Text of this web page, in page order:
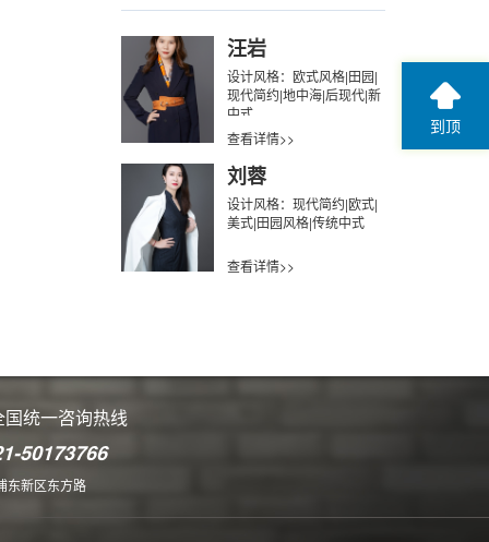
汪岩
设计风格：欧式风格|田园|
现代简约|地中海|后现代|新
中式
查看详情>>
刘蓉
设计风格：现代简约|欧式|
美式|田园风格|传统中式
查看详情>>
国统一咨询热线
50173766
东新区东方路
到顶